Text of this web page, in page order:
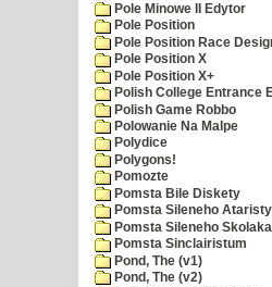
Pole Minowe II Edytor
Pole Position
Pole Position Race
Pole Position X
Pole Position X+
Polish College Entrance
Polish Game Robbo
Polowanie Na Malpe
Polydice
Polygons!
Pomozte
Pomsta Bile Diskety
Pomsta Sileneho Ataristy
Pomsta Sileneho Skolaka
Pomsta Sinclairistum
Pond, The (v1)
Pond, The (v2)